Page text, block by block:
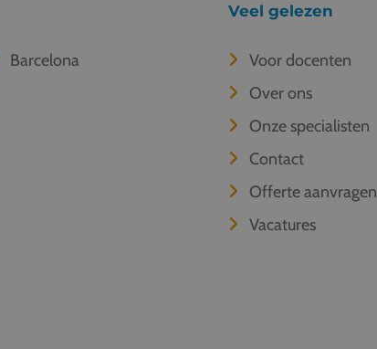
Barcelona
Veel gelezen
Voor docenten
Over ons
Onze specialisten
Contact
Offerte aanvragen
Vacatures